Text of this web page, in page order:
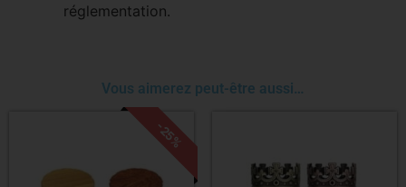
réglementation.
Vous aimerez peut-être aussi…
-25%